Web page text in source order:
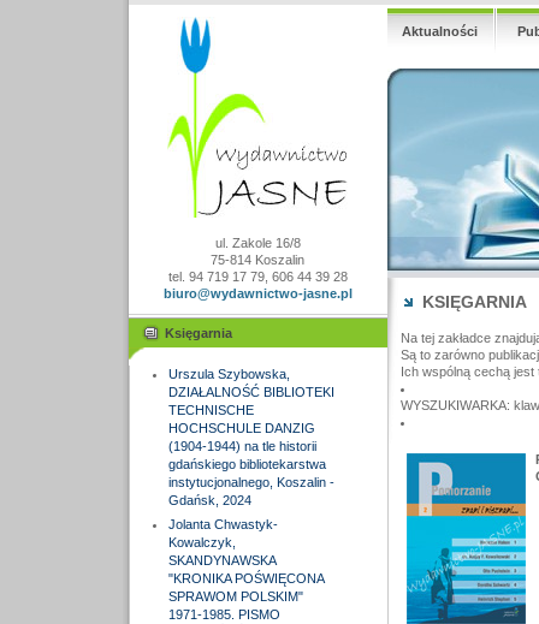
ul. Zakole 16/8
75-814 Koszalin
tel. 94 719 17 79, 606 44 39 28
biuro@wydawnictwo-jasne.pl
Księgarnia
Urszula Szybowska,
DZIAŁALNOŚĆ BIBLIOTEKI
TECHNISCHE
HOCHSCHULE DANZIG
(1904-1944) na tle historii
gdańskiego bibliotekarstwa
instytucjonalnego, Koszalin -
Gdańsk, 2024
Jolanta Chwastyk-
Kowalczyk,
SKANDYNAWSKA
"KRONIKA POŚWIĘCONA
SPRAWOM POLSKIM"
1971-1985. PISMO
Aktualności
KSIĘGARNIA
Na tej zakładce
Są to zarówno
Ich wspólną cechą
WYSZUKIWARKA: